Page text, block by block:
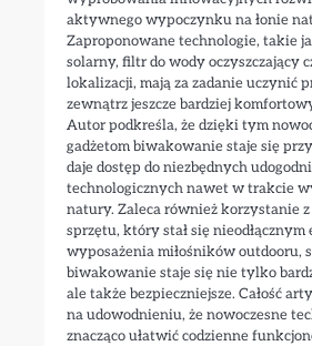
aktywnego wypoczynku na łonie
Zaproponowane technologie, takie
solarny, filtr do wody oczyszczający
lokalizacji, mają za zadanie uczynić
zewnątrz jeszcze bardziej
Autor podkreśla, że dzięki tym
gadżetom biwakowanie staje się
daje dostęp do niezbędnych
technologicznych nawet w trakcie
natury. Zaleca również korzystanie
sprzętu, który stał się nieodłącznym
wyposażenia miłośników outdooru,
biwakowanie staje się nie tylko
ale także bezpieczniejsze. Całość
na udowodnieniu, że nowoczesne
znacząco ułatwić codzienne